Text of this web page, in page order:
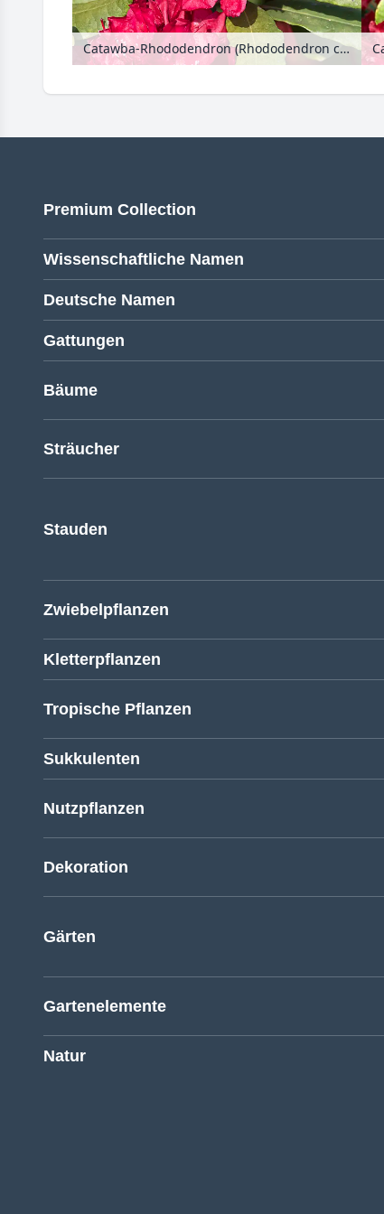
Catawba-Rhododendron (Rhododendron catawbiense 'Hachmanns Feuerschein')
Premium Collection
Wissenschaftliche Namen
Deutsche Namen
Gattungen
Bäume
Sträucher
Stauden
Zwiebelpflanzen
Kletterpflanzen
Tropische Pflanzen
Sukkulenten
Nutzpflanzen
Dekoration
Gärten
Gartenelemente
Natur